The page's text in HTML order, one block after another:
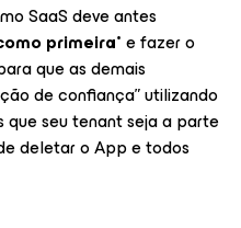
SaaS deve antes
primeira*e fazer o
que as demais
de confiança” utilizando
que seu tenant seja a parte
deletar o App e todos